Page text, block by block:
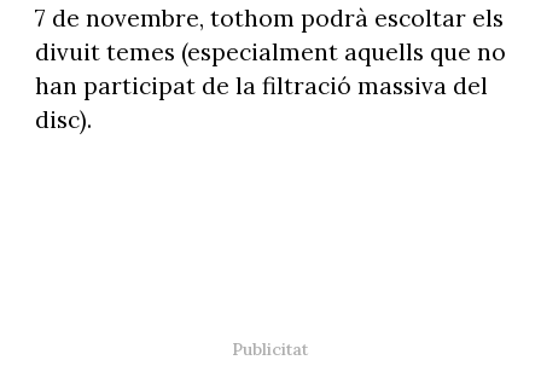
7 de novembre, tothom podrà escoltar els
divuit temes (especialment aquells que no
han participat de la filtració massiva del
disc).